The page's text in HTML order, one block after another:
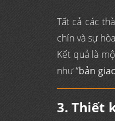
Tất cả các
chín và sự
Kết quả là
như “bản
3. Thiết